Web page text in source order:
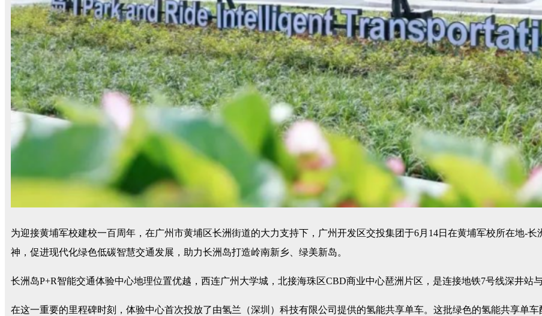
为迎接黄埔军校建校一百周年，在广州市黄埔区长洲街道的大力支持下，广州开发区交投集团于6月14日在黄埔军校所在地-
神，促进现代化绿色低碳智慧交通发展，助力长洲岛打造岭南新乡、绿美新岛。
长洲岛P+R智能交通体验中心地理位置优越，西连广州大学城，北接海珠区CBD商业中心琶洲片区，是连接地铁7号线深井站
在这一重要的里程碑时刻，体验中心首次投放了由氢兰（深圳）科技有限公司提供的氢能共享单车。这批绿色的氢能共享单